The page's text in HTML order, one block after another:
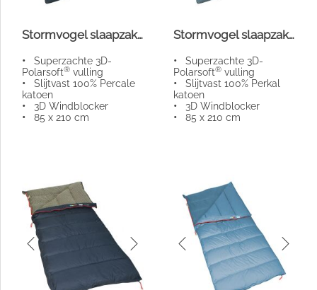
Stormvogel slaapzak navy/mist
• Superzachte 3D-
Polarsoft® vulling
• Slijtvast 100% Percale
katoen
• 3D Windblocker
• 85 x 210 cm
Stormvogel slaapzak blue lake
• Superzachte 3D-
Polarsoft® vulling
• Slijtvast 100% Perkal
katoen
• 3D Windblocker
• 85 x 210 cm